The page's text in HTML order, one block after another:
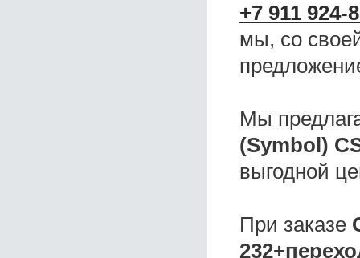
+7 911 924-
мы, со
Мы
(Symbol)
выгодной
При заказе